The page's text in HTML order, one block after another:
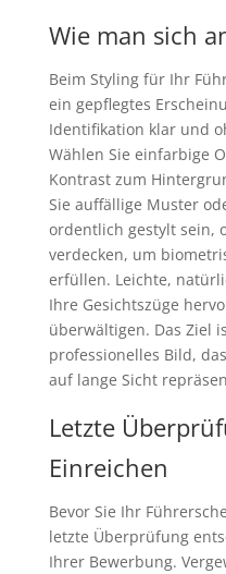
Wie man sich
Beim Styling für Ihr
ein gepflegtes
Identifikation klar und
Wählen Sie einfarbige
Kontrast zum
Sie auffällige Muster
ordentlich gestylt sein,
verdecken, um
erfüllen. Leichte,
Ihre Gesichtszüge
überwältigen. Das Ziel
professionelles Bild,
auf lange Sicht
Letzte
Einreichen
Bevor Sie Ihr
letzte Überprüfung
Ihrer Bewerbung.